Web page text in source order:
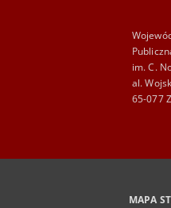
im. C.
al.
65-077
MAPA